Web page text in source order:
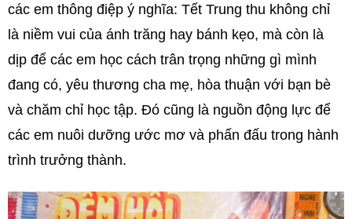
các em thông điệp ý nghĩa: Tết Trung thu không chỉ
là niềm vui của ánh trăng hay bánh kẹo, mà còn là
dịp để các em học cách trân trọng những gì mình
đang có, yêu thương cha mẹ, hòa thuận với bạn bè
và chăm chỉ học tập. Đó cũng là nguồn động lực để
các em nuôi dưỡng ước mơ và phấn đấu trong hành
trình trưởng thành.